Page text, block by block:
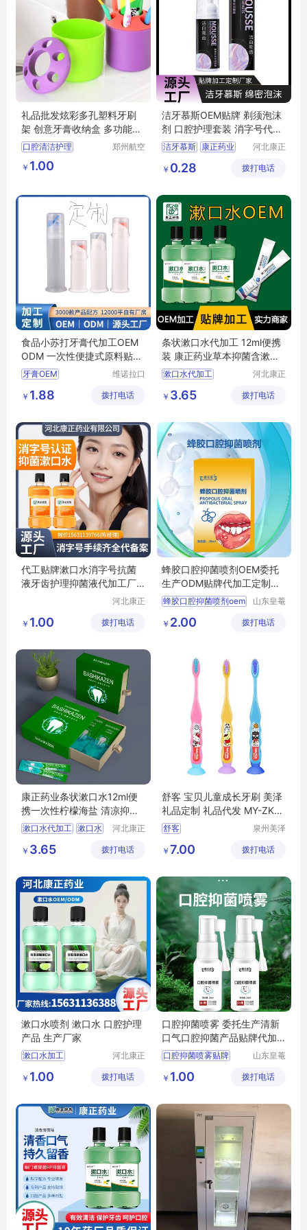
礼品批发炫彩多孔塑料牙刷
架 创意牙膏收纳盒 多功能桌
面笔筒
口腔清洁护理
多功能桌面笔筒
郑州航空
￥ 1.00
洁牙慕斯OEM贴牌 剃须泡沫
剂 口腔护理套装 消字号代加
工厂 康正药业
洁牙慕斯 康正药业
洁牙慕斯贴牌
河北康正
公司
￥ 0.28 拨打电话
食品小苏打牙膏代加工OEM
ODM 一次性便捷式原料贴牌
厂家定制代工
牙膏OEM
牙膏一件代发
贴牌代工
维诺拉口
(广州)有
￥ 1.88 拨打电话
条状漱口水代加工 12ml便携
装 康正药业草本抑菌含漱液o
em贴牌
漱口水代加工
康正药业
漱口水
河北康正
公司
￥ 3.65 拨打电话
代工贴牌漱口水消字号抗菌
液牙齿护理抑菌液代加工厂
河北康正
公司
￥ 1.00 拨打电话
蜂胶口腔抑菌喷剂OEM委托
生产ODM贴牌代加工定制出
口外贸清洁喷剂
蜂胶口腔抑菌喷剂oem
清洁喷剂贴牌加工
山东皇菴
限公司
￥ 2.00 拨打电话
康正药业条状漱口水12ml便
携一次性柠檬海盐 清凉抑菌
含漱液OEM
漱口水代加工 漱口水
清凉抑菌含漱液
河北康正
公司
￥ 3.65 拨打电话
舒客 宝贝儿童成长牙刷 美泽
礼品定制 礼品代发 MY-ZKY
C-L5-11
舒客
美泽 礼品代发
泉州美泽
公司
￥ 7.00 拨打电话
漱口水喷剂 漱口水 口腔护理
产品 生产厂家
漱口水加工
喷剂生产厂家
河北康正
公司
￥ 1.00 拨打电话
口腔抑菌喷雾 委托生产清新
口气口腔抑菌产品贴牌代加
工出口外贸
口腔抑菌喷雾贴牌
口腔抑菌喷雾委托生产
山东皇菴
限公司
￥ 1.00 拨打电话